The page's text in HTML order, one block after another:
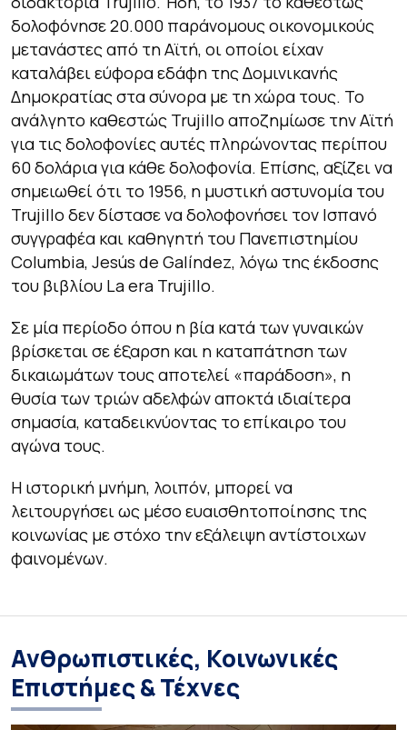
δολοφόνησε 20.000 παράνομους οικονομικούς
μετανάστες από τη Αϊτή, οι οποίοι είχαν
καταλάβει εύφορα εδάφη της Δομινικανής
Δημοκρατίας στα σύνορα με τη χώρα τους. Το
ανάλγητο καθεστώς Trujillo αποζημίωσε την Αϊτή
για τις δολοφονίες αυτές πληρώνοντας περίπου
60 δολάρια για κάθε δολοφονία. Επίσης, αξίζει να
σημειωθεί ότι το 1956, η μυστική αστυνομία του
Trujillo δεν δίστασε να δολοφονήσει τον Ισπανό
συγγραφέα και καθηγητή του Πανεπιστημίου
Columbia, Jesús de Galíndez, λόγω της έκδοσης
του βιβλίου Laera Trujillo.
Σε μία περίοδο όπου η βία κατά των γυναικών
βρίσκεται σε έξαρση και η καταπάτηση των
δικαιωμάτων τους αποτελεί «παράδοση», η
θυσία των τριών αδελφών αποκτά ιδιαίτερα
σημασία, καταδεικνύοντας το επίκαιρο του
αγώνα τους.
Η ιστορική μνήμη, λοιπόν, μπορεί να
λειτουργήσει ως μέσο ευαισθητοποίησης της
κοινωνίας με στόχο την εξάλειψη αντίστοιχων
φαινομένων.
Ανθρωπιστικές, Κοινωνικές
Επιστήμες & Τέχνες